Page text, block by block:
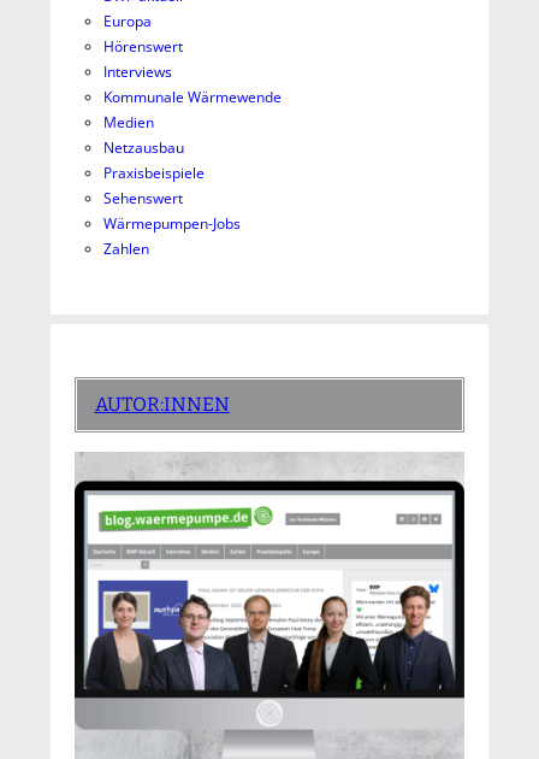
Europa
Hörenswert
Interviews
Kommunale Wärmewende
Medien
Netzausbau
Praxisbeispiele
Sehenswert
Wärmepumpen-Jobs
Zahlen
AUTOR:INNEN